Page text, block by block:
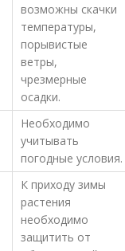
возможны скачки
температуры,
порывистые
ветры,
чрезмерные
осадки.
Необходимо
учитывать
погодные условия.
К приходу зимы
растения
необходимо
защитить от